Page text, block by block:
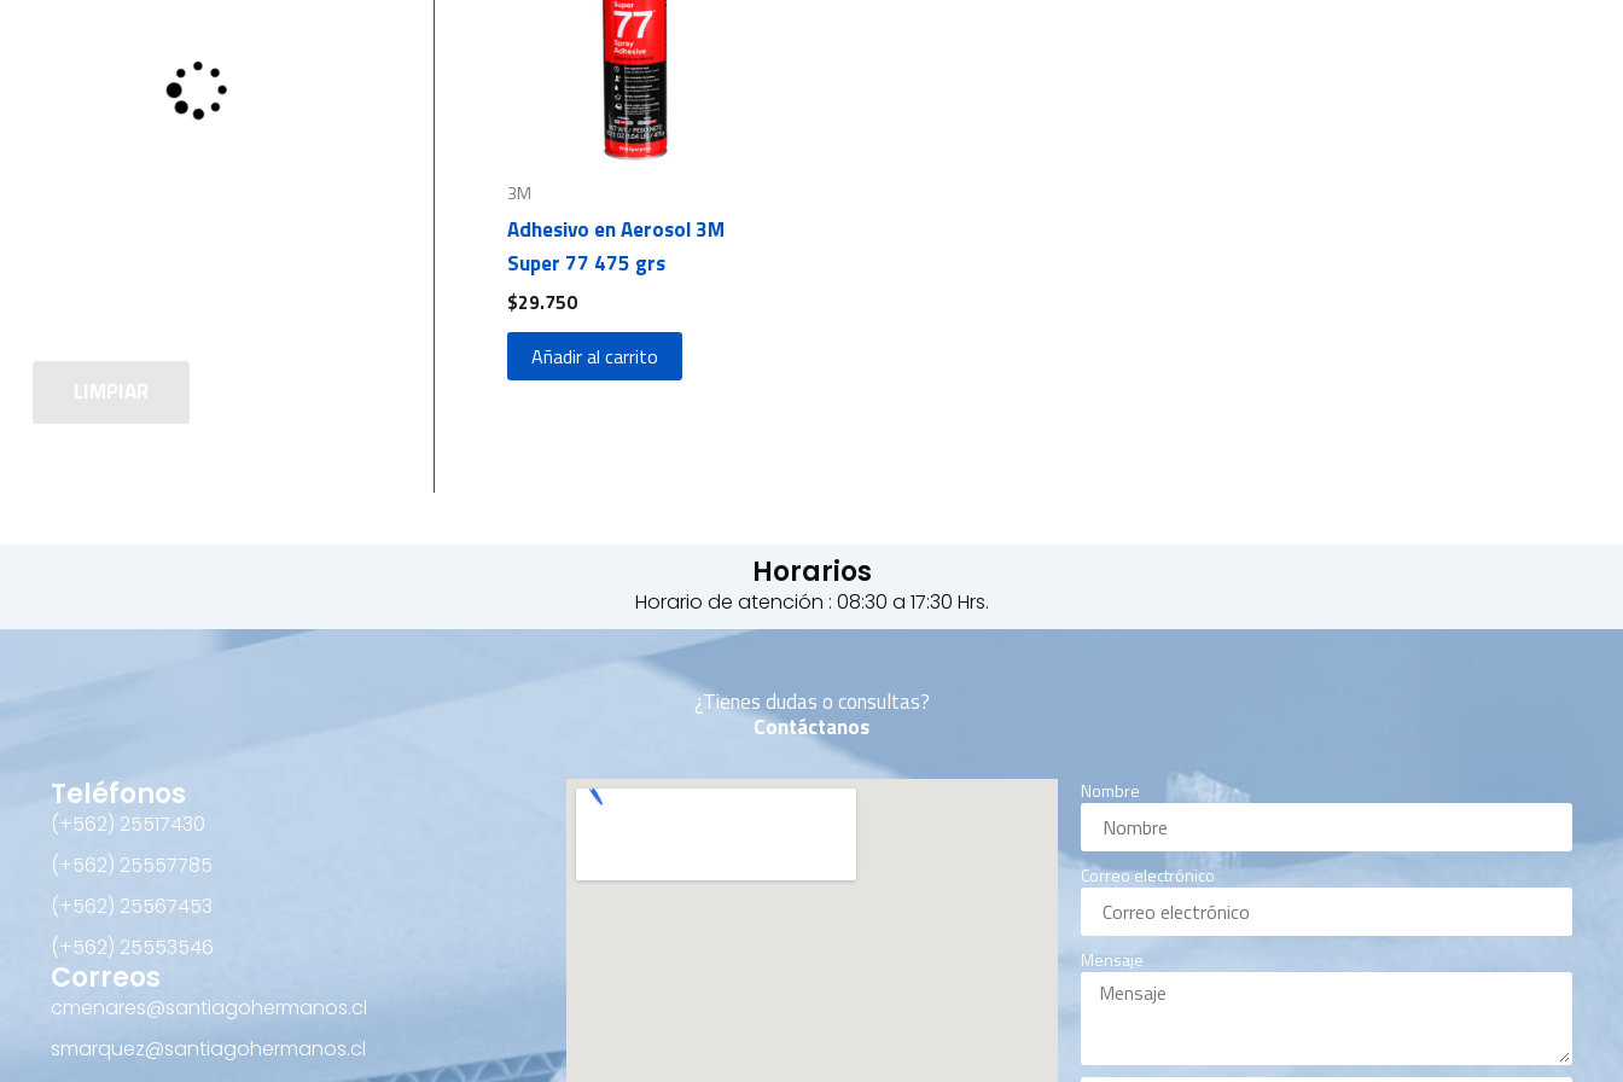
LIMPIAR
3M
Adhesivo en Aerosol 3M
Super 77 475 grs
$29.750
Añadir al carrito
Horarios
Horario de atención : 08:30 a 17:30 Hrs.
¿Tienes dudas o consultas?
Contáctanos
Teléfonos
(+562) 25517430‬
(+562) 25557785
(+562) 25567453‬
(+562) ‪25553546
Correos
cmenares@santiagohermanos.cl
smarquez@santiagohermanos.cl
Nombre
Correo electrónico
Mensaje